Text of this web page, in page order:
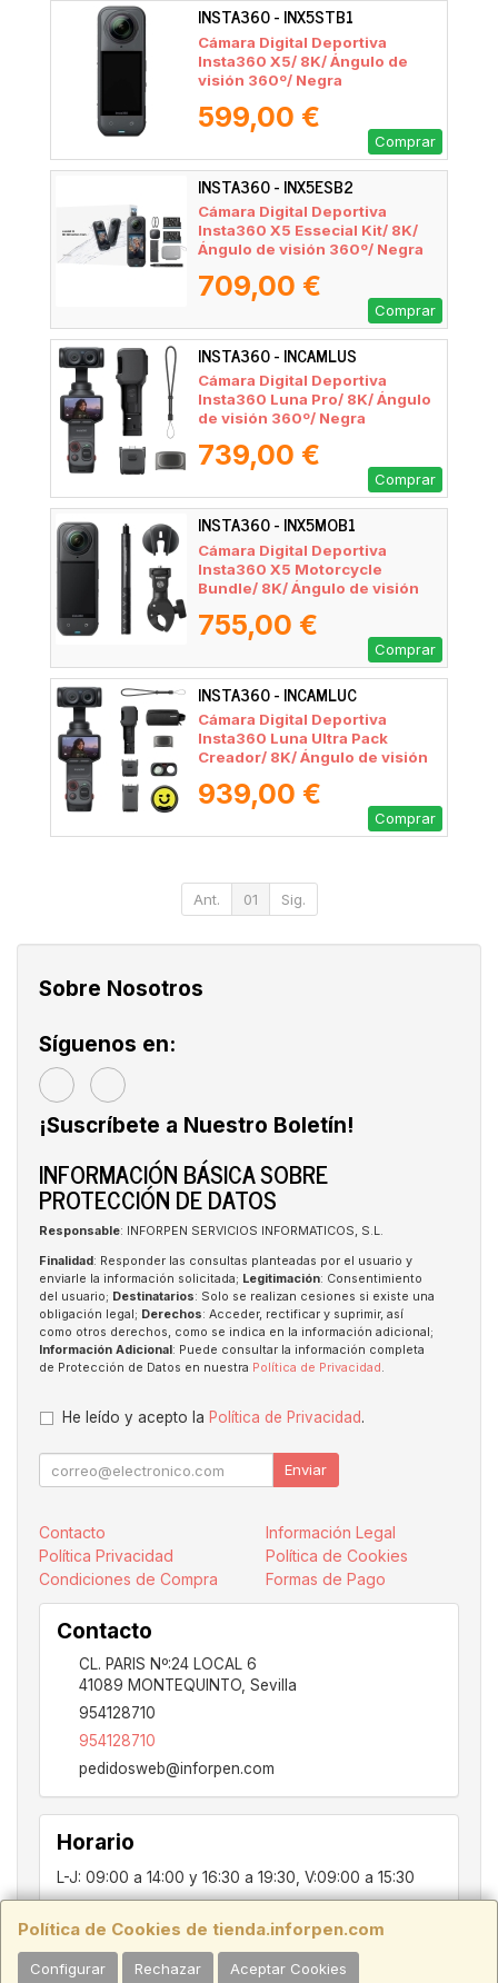
INSTA360 - INX5STB1
Cámara Digital Deportiva
Insta360 X5/ 8K/ Ángulo de
visión 360º/ Negra
599,00 €
Comprar
INSTA360 - INX5ESB2
Cámara Digital Deportiva
Insta360 X5 Essecial Kit/ 8K/
Ángulo de visión 360º/ Negra
709,00 €
Comprar
INSTA360 - INCAMLUS
Cámara Digital Deportiva
Insta360 Luna Pro/ 8K/ Ángulo
de visión 360º/ Negra
739,00 €
Comprar
INSTA360 - INX5MOB1
Cámara Digital Deportiva
Insta360 X5 Motorcycle
Bundle/ 8K/ Ángulo de visión
755,00 €
Comprar
INSTA360 - INCAMLUC
Cámara Digital Deportiva
Insta360 Luna Ultra Pack
Creador/ 8K/ Ángulo de visión
939,00 €
Comprar
Ant. 01 Sig.
Política de Cookies de tienda.inforpen.com
Configurar Rechazar Aceptar Cookies
Sobre Nosotros
Síguenos en:
¡Suscríbete a Nuestro Boletín!
INFORMACIÓN BÁSICA SOBRE
PROTECCIÓN DE DATOS
Responsable: INFORPEN SERVICIOS INFORMATICOS, S.L.
Finalidad: Responder las consultas planteadas por el usuario y
enviarle la información solicitada; Legitimación: Consentimiento
del usuario; Destinatarios: Solo se realizan cesiones si existe una
obligación legal; Derechos: Acceder, rectificar y suprimir, así
como otros derechos, como se indica en la información adicional;
Información Adicional: Puede consultar la información completa
de Protección de Datos en nuestra Política de Privacidad
He leído y acepto la Política de Privacidad.
Enviar
Contacto
Información Legal
Política Privacidad
Política de Cookies
Condiciones de Compra
Formas de Pago
Contacto
CL. PARIS Nº:24 LOCAL 6
41089 MONTEQUINTO Sevilla
954128710
954128710
pedidosweb@inforpen.com
Horario
L-J: 09:00 a 14:00 y 16:30 a 19:30, V:09:00 a 15:30
PARIS, 24, LOCAL 6, 41089, Montequinto - Dos Hermanas, SEVILLA,